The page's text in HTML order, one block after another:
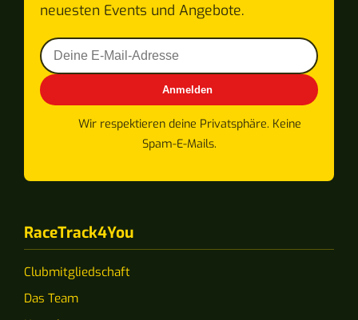
neuesten Events und Angebote.
Anmelden
Wir respektieren deine Privatsphäre. Keine
Spam-E-Mails.
RaceTrack4You
Clubmitgliedschaft
Das Team